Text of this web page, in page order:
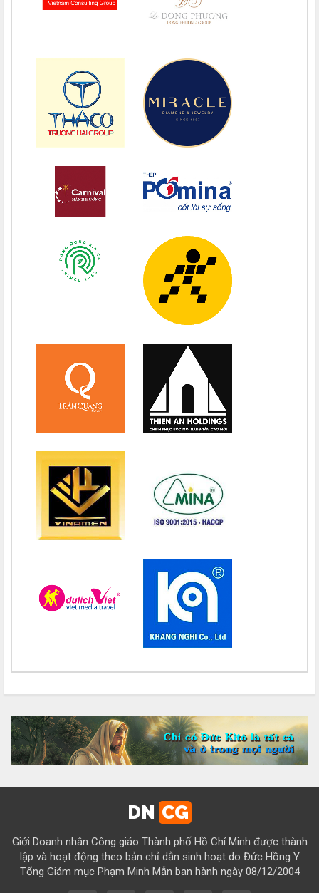
Chúc mừng bổn mạng Maria Trương Thị Thanh Xuân 15/08
Chúc mừng bổn mạng Maria Vũ Thị Hoài Trang 15/08
Chúc mừng bổn mạng Maria Ngô Thị Thu 15/08
Chúc mừng bổn mạng Chị Maria Trương Thị Thanh Xuân 15/08
Chúc mừng bổn mạng Maria Đỗ Vy Hạ 15/08
Chúc mừng bổn mạng Maria Nguyễn Thị Trung Thu 15/08
Chúc mừng bổn mạng Maria Nguyễn Ngọc Anh 15/08
Chúc mừng bổn mạng Chị Maria Nguyễn Thị Diệu Phương 15/08
Chúc mừng bổn mạng Chị Maria Nguyễn Thị Bích Thuận 15/08
Chúc mừng bổn mạng Chị Maria Đặng Thị Lan Hương 15/08
Chúc mừng bổn mạng Chị Maria Nguyễn Nhiệm Mầu 15/08
Chúc mừng bổn mạng Chị Maria Nguyễn Mỹ Quỳnh Loan 15/08
Chúc mừng bổn mạng Chị Maria Vũ Thị Hà 15/08
Chúc mừng bổn mạng Chị Maria Nguyễn Thị Thành 15/08
Chúc mừng bổn mạng Chị Maria Lai Thị Lan Anh 15/08
Chúc mừng bổn mạng Chị Maria Nguyễn Thị Thuận 15/08
Chúc mừng bổn mạng Chị Maria Đỗ Thị Nguyệt 15/08
Chúc mừng bổn mạng Chị Maria Trần Thị Công Anh 15/08
Chúc mừng bổn mạng Chị Maria Đỗ Thị Tâm 15/08
Chúc mừng bổn mạng Chị Maria Lương Thị Hồng 15/08
Chúc mừng bổn mạng Chị Maria Ngô Thị Yến 15/08
Chúc mừng bổn mạng Chị Maria Vũ Thị Cộng Hòa 15/08
Chúc mừng bổn mạng Chị Maria Nguyễn Tuấn Đông Quân 15/08
Chúc mừng bổn mạng Chị Maria Lâm Thanh Trúc 15/08
Chúc mừng bổn mạng Chị Maria Từ Ngọc Phụng 15/08
DN CG
Giới Doanh nhân Công giáo Thành phố Hồ Chí Minh được thành
lập và hoạt động theo bản chỉ dẫn sinh hoạt do Đức Hồng Y
Tổng Giám mục Phạm Minh Mẫn ban hành ngày 08/12/2004